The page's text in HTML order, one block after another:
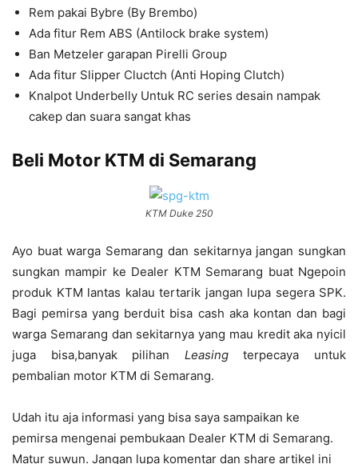
Rem pakai Bybre (By Brembo)
Ada fitur Rem ABS (Antilock brake system)
Ban Metzeler garapan Pirelli Group
Ada fitur Slipper Cluctch (Anti Hoping Clutch)
Knalpot Underbelly Untuk RC series desain nampak
cakep dan suara sangat khas
Beli Motor KTM di Semarang
KTM Duke 250
Ayo buat warga Semarang dan sekitarnya jangan sungkan
sungkan mampir ke Dealer KTM Semarang buat Ngepoin
produk KTM lantas kalau tertarik jangan lupa segera SPK.
Bagi pemirsa yang berduit bisa cash aka kontan dan bagi
warga Semarang dan sekitarnya yang mau kredit aka nyicil
juga bisa,banyak pilihan Leasingterpecaya untuk
pembalian motor KTM di Semarang.
Udah itu aja informasi yang bisa saya sampaikan ke
pemirsa mengenai pembukaan Dealer KTM di Semarang.
Matur suwun. Jangan lupa komentar dan share artikel ini